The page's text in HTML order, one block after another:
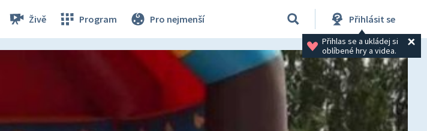
Živě Program Pro nejmenší Přihlásit se
Přihlas se a ukládej si
oblíbené hry a videa.